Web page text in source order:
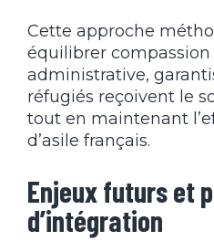
Cette approche
équilibrer
administrative,
réfugiés reçoivent le
tout en maintenant
d’asile français.
Enjeux futurs et
d’intégration